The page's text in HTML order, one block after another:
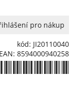
pro nákup
kód: JI20110040
EAN: 8594000940258